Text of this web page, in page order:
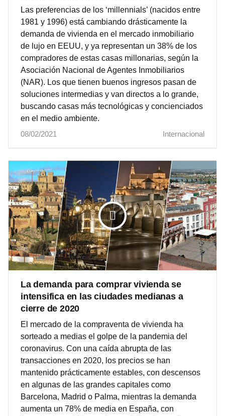
Las preferencias de los ‘millennials’ (nacidos entre
1981 y 1996) está cambiando drásticamente la
demanda de vivienda en el mercado inmobiliario
de lujo en EEUU, y ya representan un 38% de los
compradores de estas casas millonarias, según la
Asociación Nacional de Agentes Inmobiliarios
(NAR). Los que tienen buenos ingresos pasan de
soluciones intermedias y van directos a lo grande,
buscando casas más tecnológicas y concienciados
en el medio ambiente.
08/02/2021
Internacional
La demanda para comprar vivienda se
intensifica en las ciudades medianas a
cierre de 2020
El mercado de la compraventa de vivienda ha
sorteado a medias el golpe de la pandemia del
coronavirus. Con una caída abrupta de las
transacciones en 2020, los precios se han
mantenido prácticamente estables, con descensos
en algunas de las grandes capitales como
Barcelona, Madrid o Palma, mientras la demanda
aumenta un 78% de media en España, con